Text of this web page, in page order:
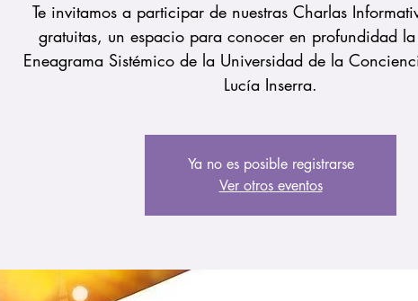
Te invitamos a participar de nuestras Charlas
gratuitas, un espacio para conocer en profundidad
Eneagrama Sistémico de la Universidad de la
Lucía Inserra.
Ya no es posible registrarse
Ver otros eventos